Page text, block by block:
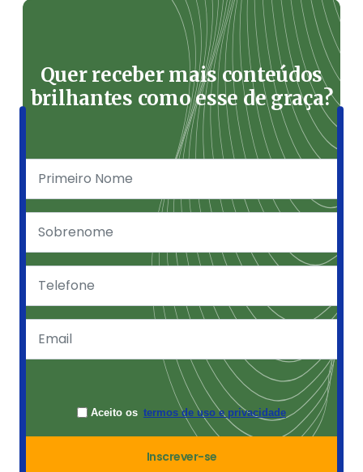
Quer receber mais conteúdos
brilhantes como esse de graça?
Aceito os termos de uso e privacidade
Inscrever-se